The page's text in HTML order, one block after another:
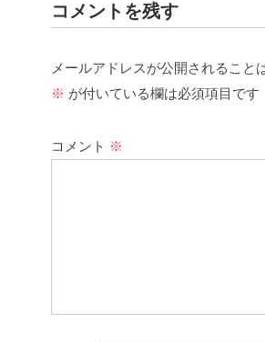
コメントを残す
メールアドレスが公開されること
※ が付いている欄は必須項目です
コメント ※